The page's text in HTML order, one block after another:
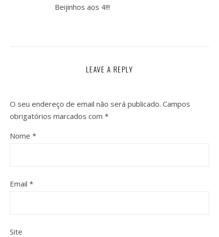
Beijinhos aos 4!!!
LEAVE A REPLY
O seu endereço de email não será publicado. Campos
obrigatórios marcados com *
Nome *
Email *
Site